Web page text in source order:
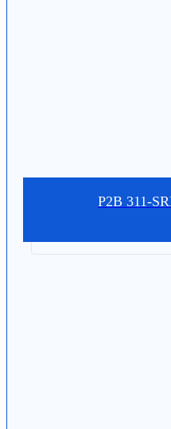
P2B 311-